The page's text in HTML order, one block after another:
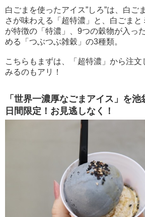
白ごまを使ったアイス”しろ”は、白ご
さが味わえる「超特濃」と、白ごま
が特徴の「特濃」、9つの穀物が入っ
める「つぶつぶ雑穀」の3種類。
こちらもまずは、「超特濃」から注文
みるのもアリ！
「世界一濃厚なごまアイス」を
日間限定！お見逃しなく！